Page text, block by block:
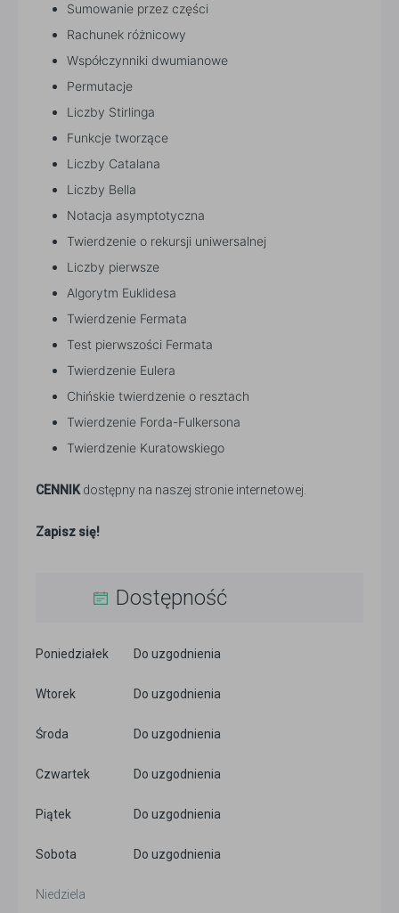
Sumowanie przez części
Rachunek różnicowy
Współczynniki dwumianowe
Permutacje
Liczby Stirlinga
Funkcje tworzące
Liczby Catalana
Liczby Bella
Notacja asymptotyczna
Twierdzenie o rekursji uniwersalnej
Liczby pierwsze
Algorytm Euklidesa
Twierdzenie Fermata
Test pierwszości Fermata
Twierdzenie Eulera
Chińskie twierdzenie o resztach
Twierdzenie Forda-Fulkersona
Twierdzenie Kuratowskiego
CENNIKdostępny na naszej stronie internetowej.
Zapisz się!
Dostępność
Poniedziałek Do uzgodnienia
Wtorek Do uzgodnienia
Środa Do uzgodnienia
Czwartek Do uzgodnienia
Piątek Do uzgodnienia
Sobota Do uzgodnienia
Niedziela